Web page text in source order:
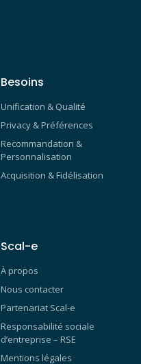
Besoins
Unification & Qualité
Privacy & Préférences
Recommandation &
Personnalisation
Acquisition & Fidélisation
Scal-e
À propos
Nous contacter
Partenariat Scal-e
Responsabilité sociale
d’entreprise – RSE
Mentions légales